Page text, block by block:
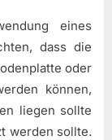
eines
dass die
oder
können,
liegen sollte
werden sollte.